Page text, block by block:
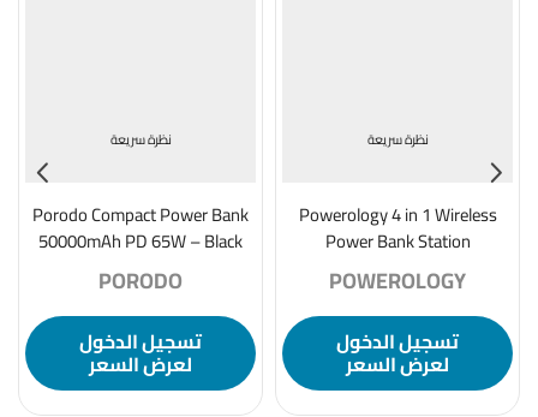
نظرة سريعة
Powerology 4 in 1 Wireless
Power Bank Station
10000mAh with Built-in Cable
With Lightning And Type-C-
Blue
POWEROLOGY
تسجيل الدخول
لعرض السعر
نظرة سريعة
Porodo Compact Power Bank
50000mAh PD 65W – Black
PORODO
تسجيل الدخول
لعرض السعر